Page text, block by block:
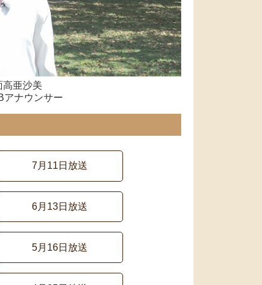
高亜沙美
アナウンサー
7月11日放送
6月13日放送
5月16日放送